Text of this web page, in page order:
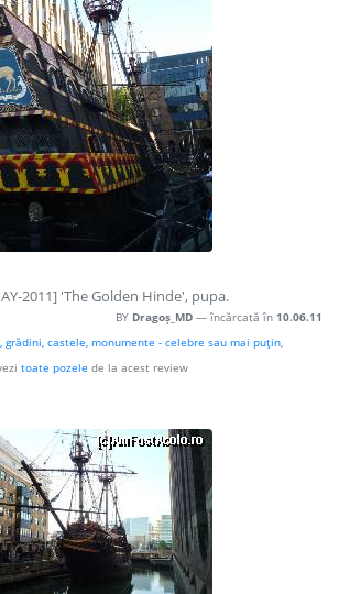
2011] 'The Golden Hinde', pupa.
BY Dragoș_MD — încărcată în 10.06.11
grădini, castele, monumente - celebre sau mai puţin,
toate pozele de la acest review